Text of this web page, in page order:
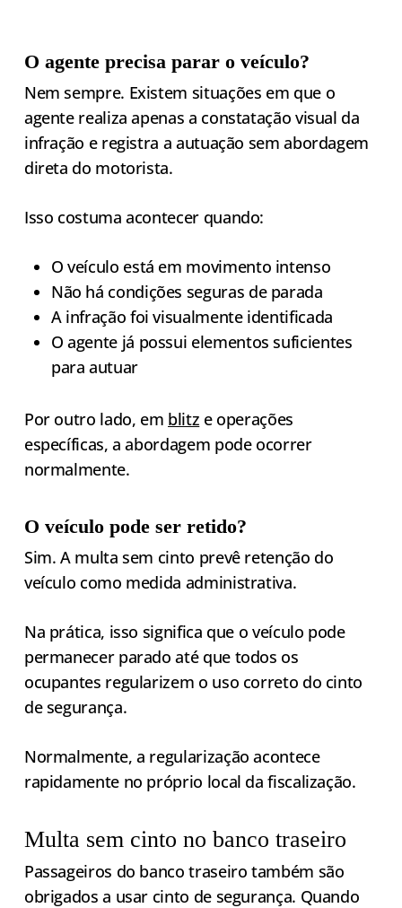
O agente precisa parar o veículo?
Nem sempre. Existem situações em que o
agente realiza apenas a constatação visual da
infração e registra a autuação sem abordagem
direta do motorista.
Isso costuma acontecer quando:
O veículo está em movimento intenso
Não há condições seguras de parada
A infração foi visualmente identificada
O agente já possui elementos suficientes
para autuar
Por outro lado, em blitz e operações
específicas, a abordagem pode ocorrer
normalmente.
O veículo pode ser retido?
Sim. A multa sem cinto prevê retenção do
veículo como medida administrativa.
Na prática, isso significa que o veículo pode
permanecer parado até que todos os
ocupantes regularizem o uso correto do cinto
de segurança.
Normalmente, a regularização acontece
rapidamente no próprio local da fiscalização.
Multa sem cinto no banco traseiro
Passageiros do banco traseiro também são
obrigados a usar cinto de segurança. Quando